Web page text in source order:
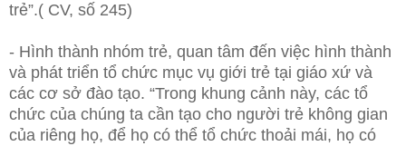
trẻ”.( CV, số 245)
- Hình thành nhóm trẻ, quan tâm đến việc hình thành
và phát triển tổ chức mục vụ giới trẻ tại giáo xứ và
các cơ sở đào tạo. “Trong khung cảnh này, các tổ
chức của chúng ta cần tạo cho người trẻ không gian
của riêng họ, để họ có thể tổ chức thoải mái, họ có